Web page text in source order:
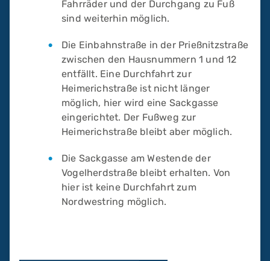
Fahrräder und der Durchgang zu Fuß
sind weiterhin möglich.
Die Einbahnstraße in der Prießnitzstraße
zwischen den Hausnummern 1 und 12
entfällt. Eine Durchfahrt zur
Heimerichstraße ist nicht länger
möglich, hier wird eine Sackgasse
eingerichtet. Der Fußweg zur
Heimerichstraße bleibt aber möglich.
Die Sackgasse am Westende der
Vogelherdstraße bleibt erhalten. Von
hier ist keine Durchfahrt zum
Nordwestring möglich.